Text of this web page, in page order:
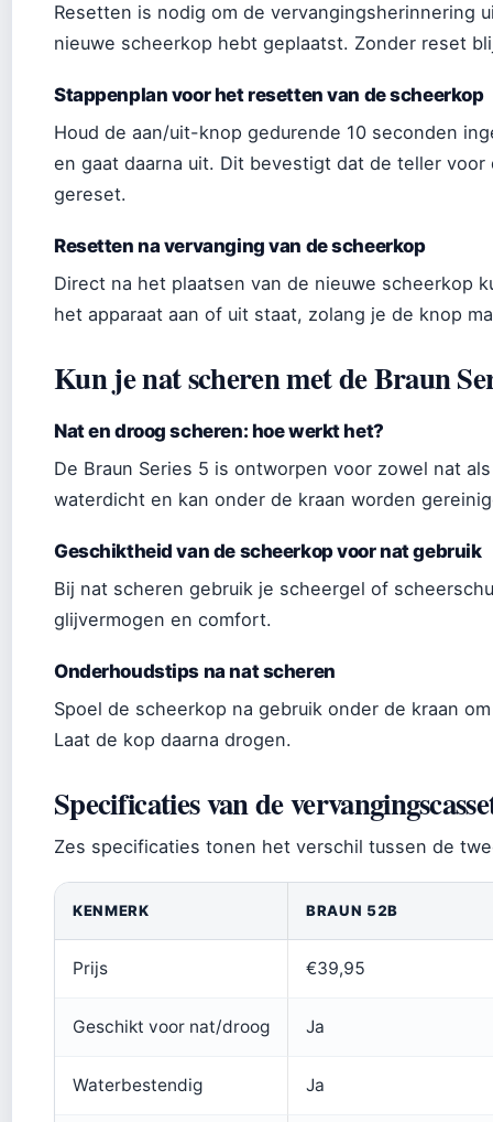
Resetten is nodig om de vervangingsherinnering
nieuwe scheerkop hebt geplaatst. Zonder reset
Stappenplan voor het resetten van de scheerkop
Houd de aan/uit-knop gedurende 10 seconden
en gaat daarna uit. Dit bevestigt dat de teller
gereset.
Resetten na vervanging van de scheerkop
Direct na het plaatsen van de nieuwe scheerkop
het apparaat aan of uit staat, zolang je de knop
Kun je nat scheren met de Braun
Nat en droog scheren: hoe werkt het?
De Braun Series 5 is ontworpen voor zowel nat
waterdicht en kan onder de kraan worden
Geschiktheid van de scheerkop voor nat gebruik
Bij nat scheren gebruik je scheergel of
glijvermogen en comfort.
Onderhoudstips na nat scheren
Spoel de scheerkop na gebruik onder de kraan
Laat de kop daarna drogen.
Specificaties van de
Zes specificaties tonen het verschil tussen de
KENMERK BRAUN 52B
Prijs €39,95
Geschikt voor nat/droog Ja
Waterbestendig Ja